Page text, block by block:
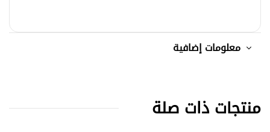
معلومات إضافية
منتجات ذات صلة